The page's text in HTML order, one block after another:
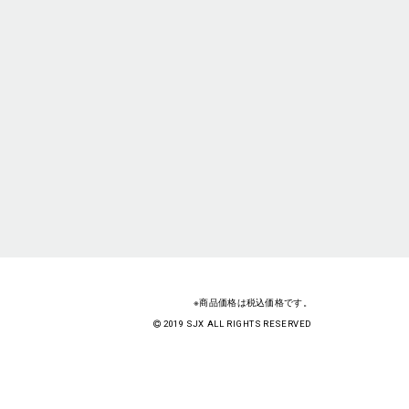
※商品価格は税込価格です。
2019 SJX ALL RIGHTS RESERVED